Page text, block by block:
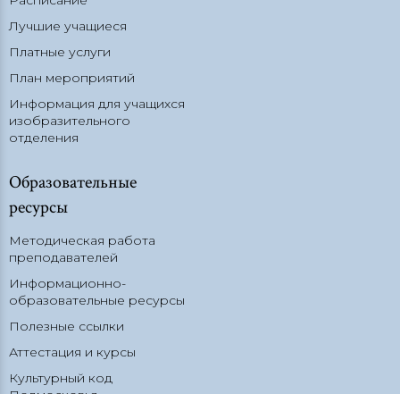
Лучшие учащиеся
Платные услуги
План мероприятий
Информация для учащихся
изобразительного
отделения
Образовательные
ресурсы
Методическая работа
преподавателей
Информационно-
образовательные ресурсы
Полезные ссылки
Аттестация и курсы
Культурный код